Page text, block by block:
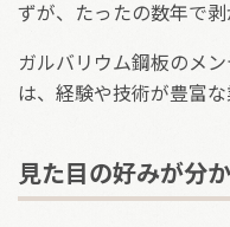
ずが、たったの数年で剥
ガルバリウム鋼板のメ
は、経験や技術が豊富な
見た目の好みが分